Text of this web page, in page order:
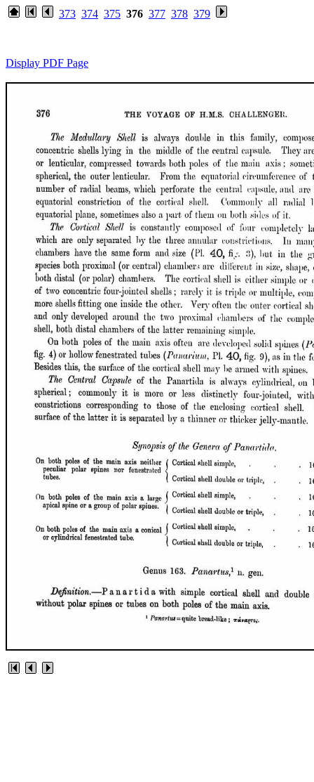
373 374 375 376 377 378 379
Display PDF Page